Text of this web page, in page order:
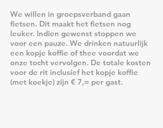
We willen in groepsverband gaan
fietsen. Dit maakt het fietsen nog
leuker. Indien gewenst stoppen we
voor een pauze. We drinken natuurlijk
een kopje koffie of thee voordat we
onze tocht vervolgen. De totale kosten
voor de rit inclusief het kopje koffie
(met koekje) zijn € 7,= per gast.